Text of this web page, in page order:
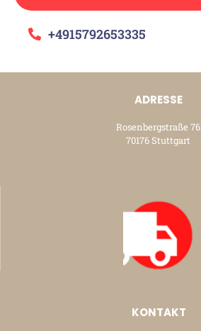
+4915792653335
ADRESSE
Rosenbergstraße 76
70176 Stuttgart
KONTAKT